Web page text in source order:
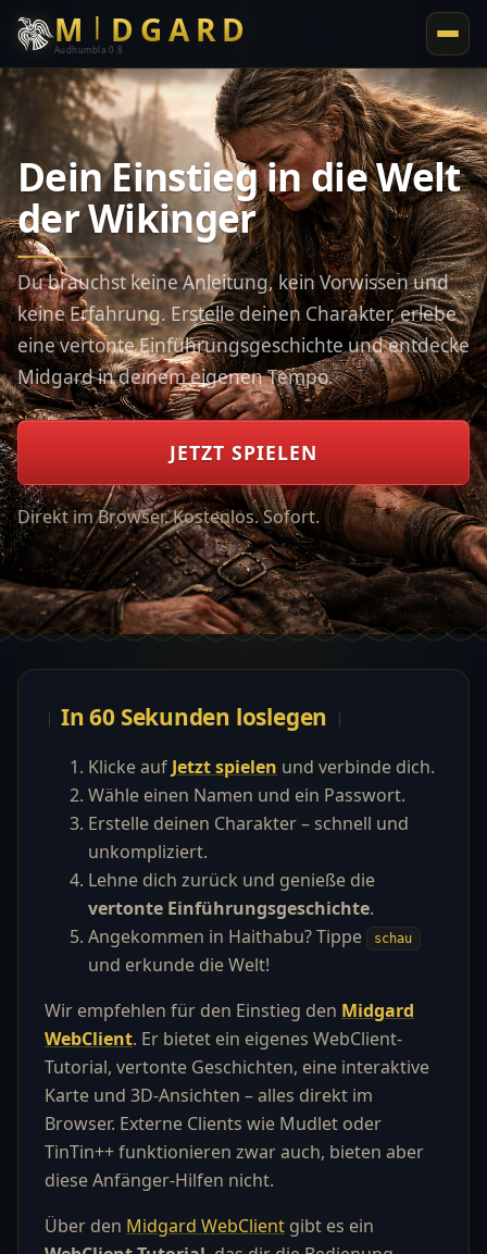
M ᛁ D G ᚨ RD
Audhumbla 0.8
Dein Einstieg in die Welt
der Wikinger
Du brauchst keine Anleitung, kein Vorwissen und
keine Erfahrung. Erstelle deinen Charakter, erlebe
eine vertonte Einführungsgeschichte und entdecke
Midgard in deinem eigenen Tempo.
JETZT SPIELEN
Direkt im Browser. Kostenlos. Sofort.
In 60 Sekunden loslegen
Klicke auf Jetzt spielen und verbinde dich.
Wähle einen Namen und ein Passwort.
Erstelle deinen Charakter – schnell und
unkompliziert.
Lehne dich zurück und genieße die
vertonte Einführungsgeschichte.
Angekommen in Haithabu? Tippe
schau
und erkunde die Welt!
Wir empfehlen für den Einstieg den Midgard
WebClient. Er bietet ein eigenes WebClient-
Tutorial, vertonte Geschichten, eine interaktive
Karte und 3D-Ansichten – alles direkt im
Browser. Externe Clients wie Mudlet oder
TinTin++ funktionieren zwar auch, bieten aber
diese Anfänger-Hilfen nicht.
Über den Midgard WebClient gibt es ein